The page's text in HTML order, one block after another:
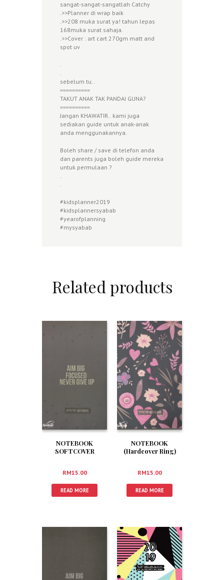
sangat-sangat-sangatlah Catchy
.>>Planner di wrap baik
.>>208 muka surat ya! tahun lepas
168muka surat sahaja.
.>>Cover : art cart 270gm matt and
spot uv
.
.
sebelum tu..
==========
TAKUT ANAK TAK PANDAI GUNA?
==========
Jangan KHAWATIR.. kami juga
sediakan guide untuk anak-anak
anda menggunakannya.
Boleh share / save di telefon anda
dan parents juga boleh guide mereka
untuk permulaan ?
.
.
#kidsplanner2019
#kidsplannersyabab
#yearofplanning
#mysyabab
Related products
NOTEBOOK
SOFTCOVER
RM15.00
READ MORE
NOTEBOOK
(Hardcover Ring)
RM15.00
READ MORE